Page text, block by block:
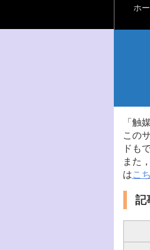
ホ
「触
この
ドも
また
はこ
記